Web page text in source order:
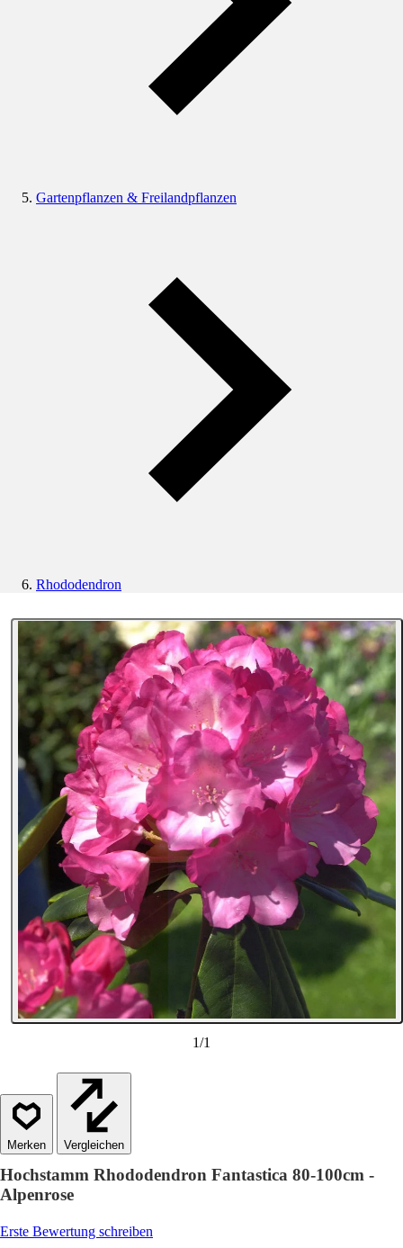
Gartenpflanzen & Freilandpflanzen
Rhododendron
1/1
Vergleichen
Hochstamm Rhododendron Fantastica 80-100cm -
Alpenrose
Erste Bewertung schreiben